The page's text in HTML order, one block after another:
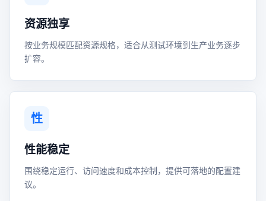
资源独享
按业务规模匹配资源规格，适合从测试环境到生产业务逐步
扩容。
性
性能稳定
围绕稳定运行、访问速度和成本控制，提供可落地的配置建
议。